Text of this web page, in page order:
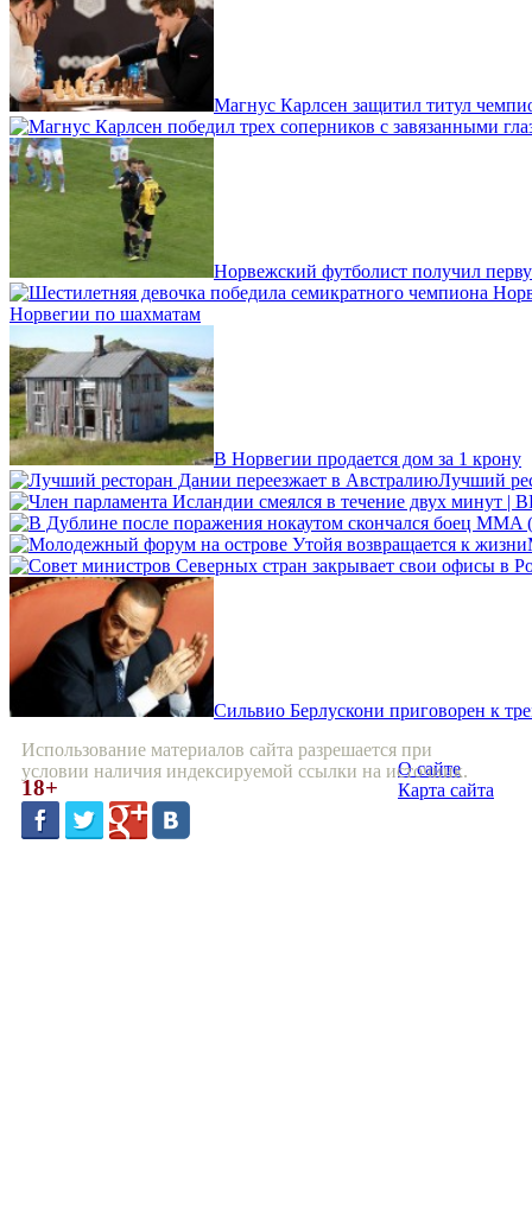
Магнус Карлсен защитил титул
Норвежский футболист получил
Норвегии по шахматам
В Норвегии продается дом за 1 крону
Лучший
Сильвио Берлускони приговорен к
Использование материалов сайта разрешается при
условии наличия индексируемой ссылки на источник.
18+
О сайте
Карта сайта